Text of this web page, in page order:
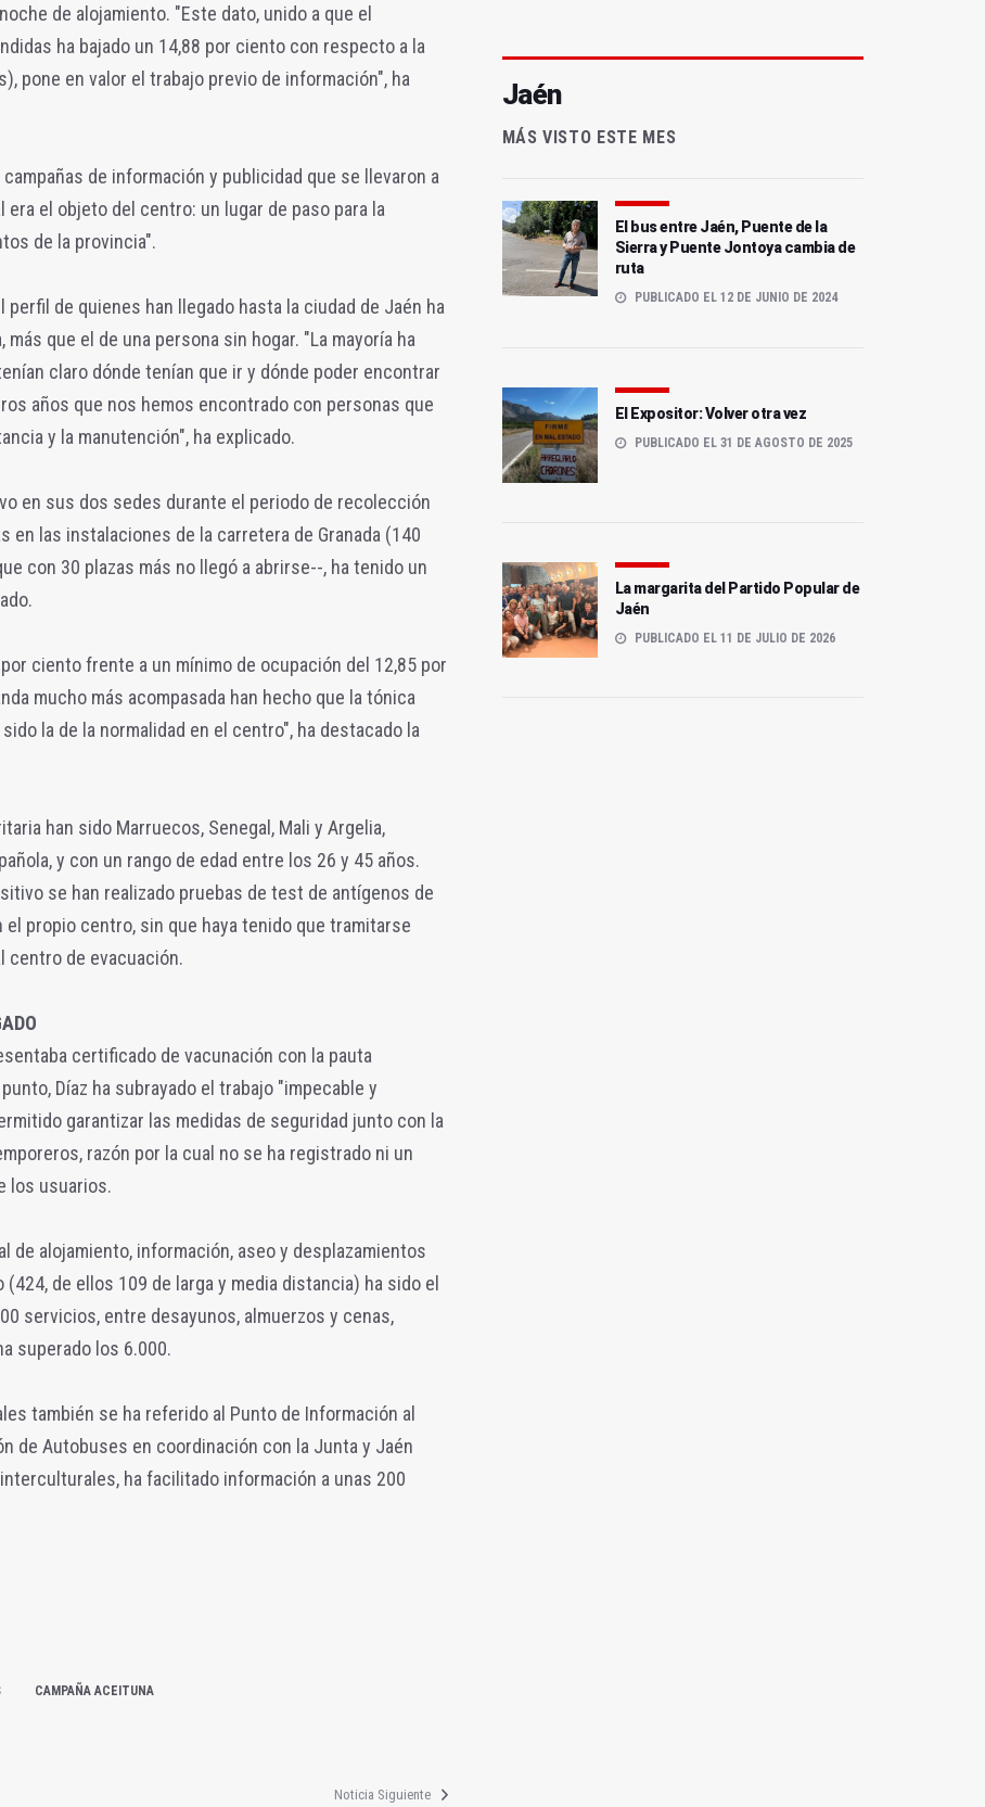
de alojamiento. "Este dato, unido a que el
ha bajado un 14,88 por ciento con respecto a la
pone en valor el trabajo previo de información", ha
de información y publicidad que se llevaron a
el objeto del centro: un lugar de paso para la
de la provincia".
de quienes han llegado hasta la ciudad de Jaén ha
que el de una persona sin hogar. "La mayoría ha
claro dónde tenían que ir y dónde poder encontrar
años que nos hemos encontrado con personas que
y la manutención", ha explicado.
en sus dos sedes durante el periodo de recolección
en las instalaciones de la carretera de Granada (140
con 30 plazas más no llegó a abrirse--, ha tenido un
ciento frente a un mínimo de ocupación del 12,85 por
mucho más acompasada han hecho que la tónica
la de la normalidad en el centro", ha destacado la
han sido Marruecos, Senegal, Mali y Argelia,
y con un rango de edad entre los 26 y 45 años.
se han realizado pruebas de test de antígenos de
propio centro, sin que haya tenido que tramitarse
centro de evacuación.
certificado de vacunación con la pauta
Díaz ha subrayado el trabajo "impecable y
garantizar las medidas de seguridad junto con la
razón por la cual no se ha registrado ni un
los usuarios.
de alojamiento, información, aseo y desplazamientos
de ellos 109 de larga y media distancia) ha sido el
servicios, entre desayunos, almuerzos y cenas,
superado los 6.000.
también se ha referido al Punto de Información al
de Autobuses en coordinación con la Junta y Jaén
ha facilitado información a unas 200
CAMPAÑA ACEITUNA
Noticia Siguiente
Jaén
MÁS VISTO ESTE MES
El bus entre Jaén, Puente de la
Sierra y Puente Jontoya cambia de
ruta
PUBLICADO EL 12 DE JUNIO DE 2024
El Expositor: Volver otra vez
PUBLICADO EL 31 DE AGOSTO DE 2025
La margarita del Partido Popular de
Jaén
PUBLICADO EL 11 DE JULIO DE 2026